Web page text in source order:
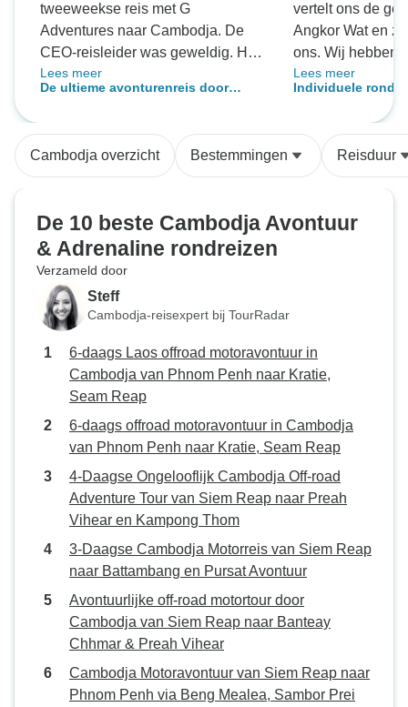
tweeweekse reis met G
Adventures naar Cambodja. De
CEO-reisleider was geweldig. Het
reisschema was geweldig. De
meeste hotels waren goed.
Lees meer
De ultieme avonturenreis door
vertelt ons de
Angkor Wat en
ons. Wij hebben
onze tijd met
Lees meer
Individuele
Cambodja overzicht Bestemmingen Reisduur
De 10 beste Cambodja Avontuur
& Adrenaline rondreizen
Verzameld door
Steff
Cambodja-reisexpert bij TourRadar
6-daags Laos offroad motoravontuur in
Cambodja van Phnom Penh naar Kratie,
Seam Reap
6-daags offroad motoravontuur in Cambodja
van Phnom Penh naar Kratie, Seam Reap
4-Daagse Ongelooflijk Cambodja Off-road
Adventure Tour van Siem Reap naar Preah
Vihear en Kampong Thom
3-Daagse Cambodja Motorreis van Siem Reap
naar Battambang en Pursat Avontuur
Avontuurlijke off-road motortour door
Cambodja van Siem Reap naar Banteay
Chhmar & Preah Vihear
Cambodja Motoravontuur van Siem Reap naar
Phnom Penh via Beng Mealea, Sambor Prei